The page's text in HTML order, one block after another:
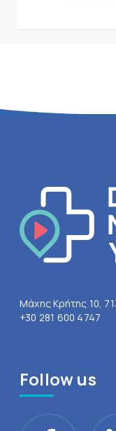
Μάχης Κρήτης 10,
+30 281 600 4747
Follow us